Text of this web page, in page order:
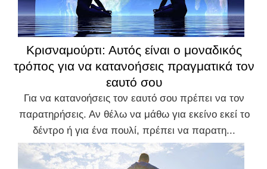
Κρισναμούρτι: Αυτός είναι ο μοναδικός
τρόπος για να κατανοήσεις πραγματικά τον
εαυτό σου
Για να κατανοήσεις τον εαυτό σου πρέπει να τον
παρατηρήσεις. Αν θέλω να μάθω για εκείνο εκεί το
δέντρο ή για ένα πουλί, πρέπει να παρατη...